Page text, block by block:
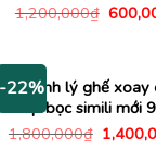
1,200,000₫ Giá
-22%
Thanh lý ghế xoay
cấp bọc simili mới
1,800,000₫ Giá
gốc